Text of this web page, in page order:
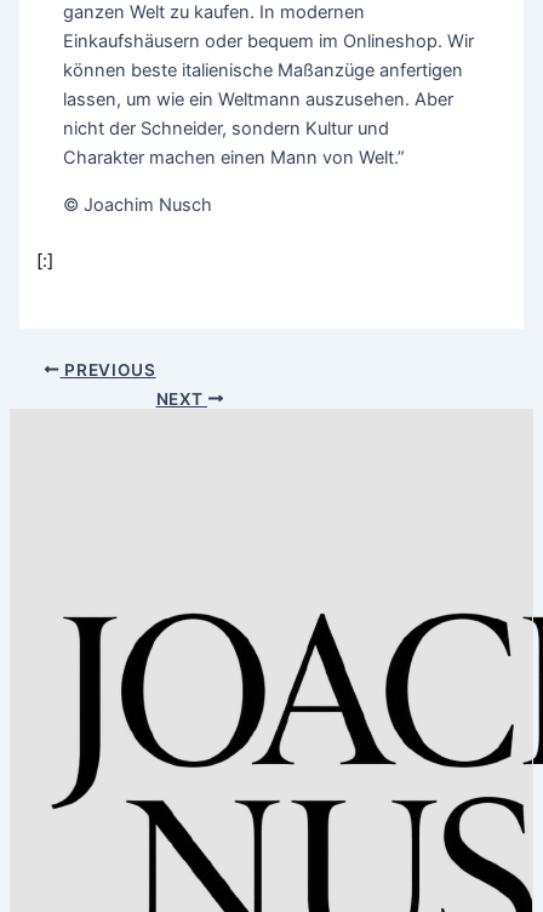
ganzen Welt zu kaufen. In modernen
Einkaufshäusern oder bequem im Onlineshop. Wir
können beste italienische Maßanzüge anfertigen
lassen, um wie ein Weltmann auszusehen. Aber
nicht der Schneider, sondern Kultur und
Charakter machen einen Mann von Welt.”
© Joachim Nusch
[:]
PREVIOUS
NEXT